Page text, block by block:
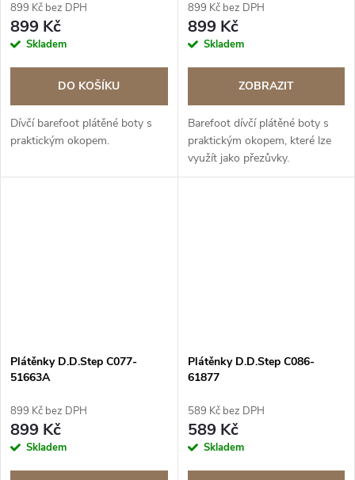
899 Kč bez DPH
899 Kč
Skladem
DO KOŠÍKU
Dívčí barefoot plátěné boty s
praktickým okopem.
899 Kč bez DPH
899 Kč
Skladem
ZOBRAZIT
Barefoot dívčí plátěné boty s
praktickým okopem, které lze
využít jako přezůvky.
Plátěnky D.D.Step C077-
51663A
899 Kč bez DPH
899 Kč
Skladem
Plátěnky D.D.Step C086-
61877
589 Kč bez DPH
589 Kč
Skladem